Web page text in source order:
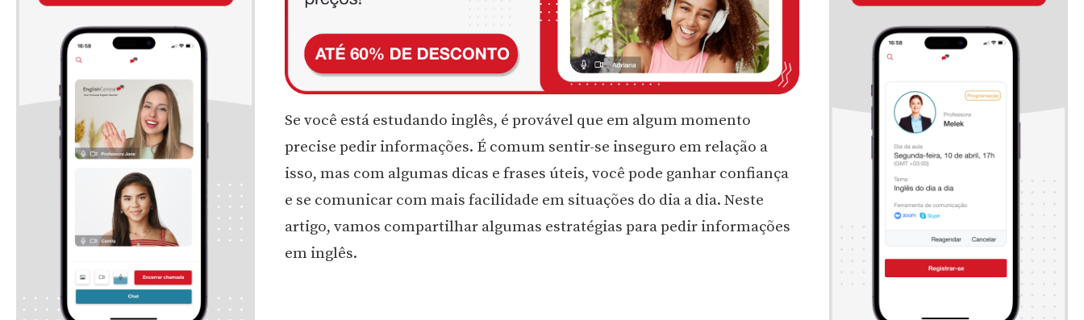
Se você está estudando inglês, é provável que em algum momento
precise pedir informações. É comum sentir-se inseguro em relação a
isso, mas com algumas dicas e frases úteis, você pode ganhar confiança
e se comunicar com mais facilidade em situações do dia a dia. Neste
artigo, vamos compartilhar algumas estratégias para pedir informações
em inglês.